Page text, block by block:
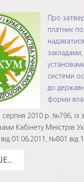
Про
платних
системи
до
форми
серпня 2010 р. №796, із
Кабінету Міністрів
01.06.2011, №801 від